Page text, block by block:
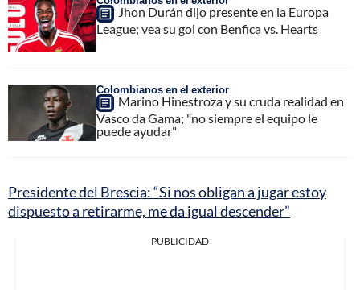
Jhon Durán dijo presente en la Europa
League; vea su gol con Benfica vs. Hearts
Colombianos en el exterior
Marino Hinestroza y su cruda realidad en
Vasco da Gama; "no siempre el equipo le
puede ayudar"
Presidente del Brescia: “Si nos obligan a jugar estoy
dispuesto a retirarme, me da igual descender”
PUBLICIDAD